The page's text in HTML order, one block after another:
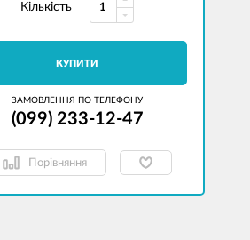
Кількість
КУПИТИ
ЗАМОВЛЕННЯ ПО ТЕЛЕФОНУ
(099) 233-12-47
Порівняння